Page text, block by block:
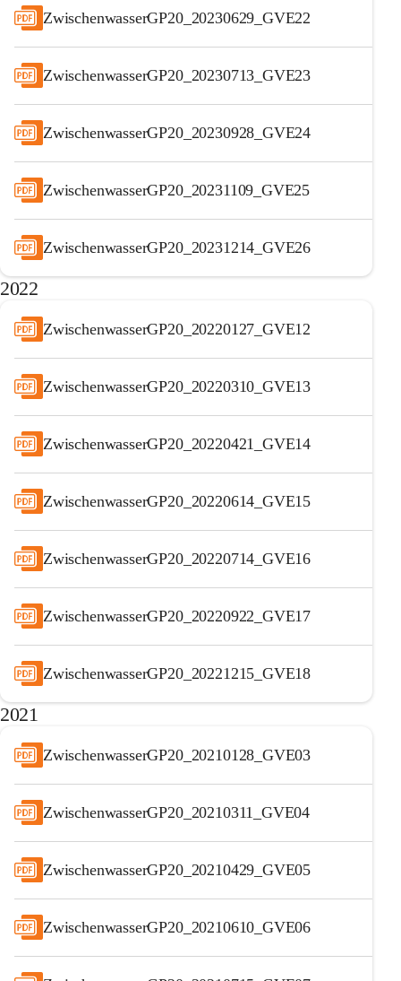
ZwischenwasserGP20_20230629_GVE22
ZwischenwasserGP20_20230713_GVE23
ZwischenwasserGP20_20230928_GVE24
ZwischenwasserGP20_20231109_GVE25
ZwischenwasserGP20_20231214_GVE26
2022
ZwischenwasserGP20_20220127_GVE12
ZwischenwasserGP20_20220310_GVE13
ZwischenwasserGP20_20220421_GVE14
ZwischenwasserGP20_20220614_GVE15
ZwischenwasserGP20_20220714_GVE16
ZwischenwasserGP20_20220922_GVE17
ZwischenwasserGP20_20221215_GVE18
2021
ZwischenwasserGP20_20210128_GVE03
ZwischenwasserGP20_20210311_GVE04
ZwischenwasserGP20_20210429_GVE05
ZwischenwasserGP20_20210610_GVE06